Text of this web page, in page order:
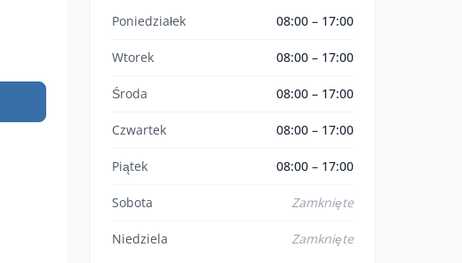
Poniedziałek 08:00 – 17:00
Wtorek 08:00 – 17:00
Środa 08:00 – 17:00
Czwartek 08:00 – 17:00
Piątek 08:00 – 17:00
Sobota Zamknięte
Niedziela Zamknięte